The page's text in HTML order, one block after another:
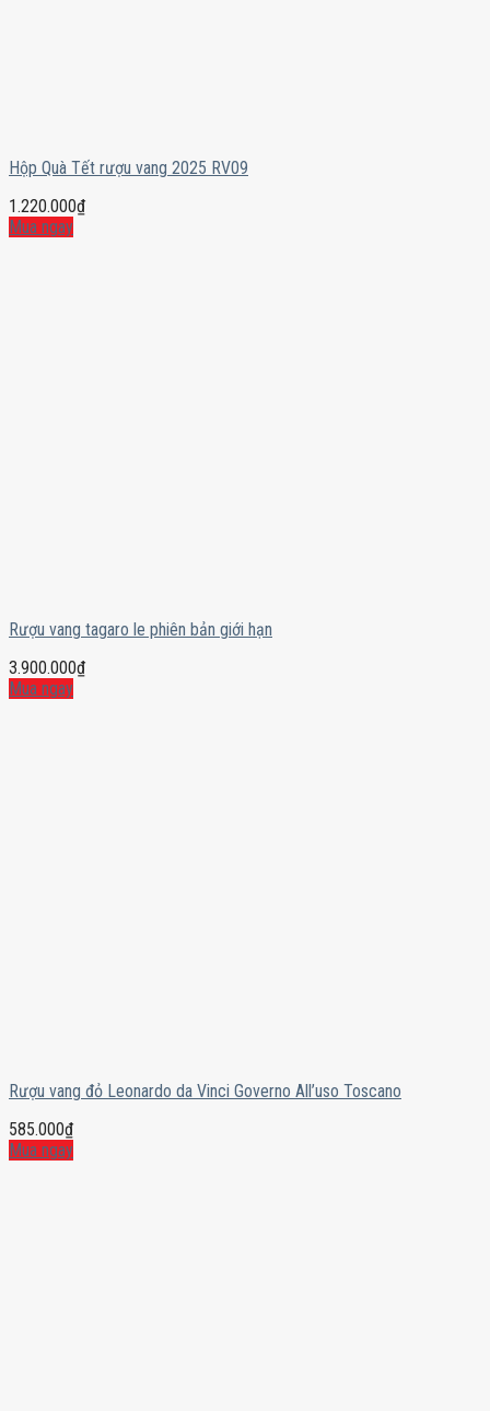
Hộp Quà Tết rượu vang 2025 RV09
1.220.000₫
Mua ngay
Rượu vang tagaro le phiên bản giới hạn
3.900.000₫
Mua ngay
Rượu vang đỏ Leonardo da Vinci Governo All’uso Toscano
585.000₫
Mua ngay